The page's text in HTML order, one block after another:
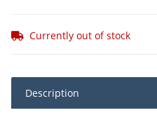
Currently out of stock
Description